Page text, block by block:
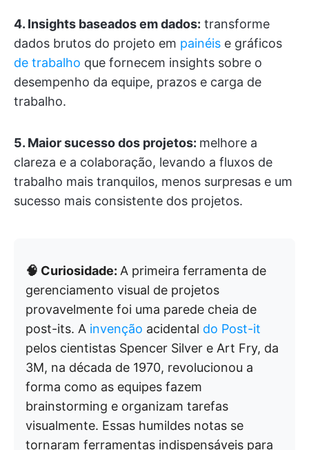
4. Insights baseados em dados: transforme
dados brutos do projeto em painéis e gráficos
de trabalho que fornecem insights sobre o
desempenho da equipe, prazos e carga de
trabalho.
5. Maior sucesso dos projetos: melhore a
clareza e a colaboração, levando a fluxos de
trabalho mais tranquilos, menos surpresas e um
sucesso mais consistente dos projetos.
🧠 Curiosidade: A primeira ferramenta de
gerenciamento visual de projetos
provavelmente foi uma parede cheia de
post-its. A invenção acidental do Post-it
pelos cientistas Spencer Silver e Art Fry, da
3M, na década de 1970, revolucionou a
forma como as equipes fazem
brainstorming e organizam tarefas
visualmente. Essas humildes notas se
tornaram ferramentas indispensáveis para